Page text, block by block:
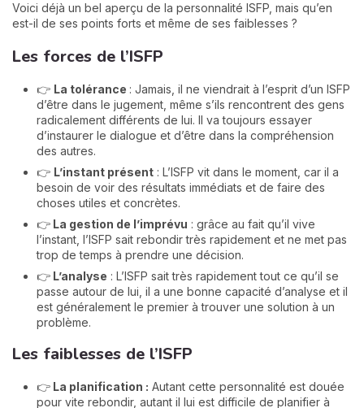
Voici déjà un bel aperçu de la personnalité ISFP, mais qu’en
est-il de ses points forts et même de ses faiblesses ?
Les forces de l’ISFP
👉 La tolérance : Jamais, il ne viendrait à l’esprit d’un ISFP
d’être dans le jugement, même s’ils rencontrent des gens
radicalement différents de lui. Il va toujours essayer
d’instaurer le dialogue et d’être dans la compréhension
des autres.
👉 L’instant présent : L’ISFP vit dans le moment, car il a
besoin de voir des résultats immédiats et de faire des
choses utiles et concrètes.
👉 La gestion de l’imprévu : grâce au fait qu’il vive
l’instant, l’ISFP sait rebondir très rapidement et ne met pas
trop de temps à prendre une décision.
👉 L’analyse : L’ISFP sait très rapidement tout ce qu’il se
passe autour de lui, il a une bonne capacité d’analyse et il
est généralement le premier à trouver une solution à un
problème.
Les faiblesses de l’ISFP
👉 La planification : Autant cette personnalité est douée
pour vite rebondir, autant il lui est difficile de planifier à